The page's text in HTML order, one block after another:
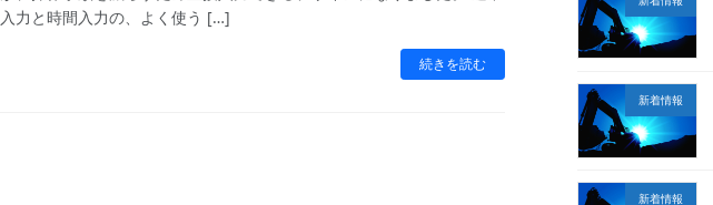
入力と時間入力の、よく使う […]
続きを読む
新着情報
新着情報